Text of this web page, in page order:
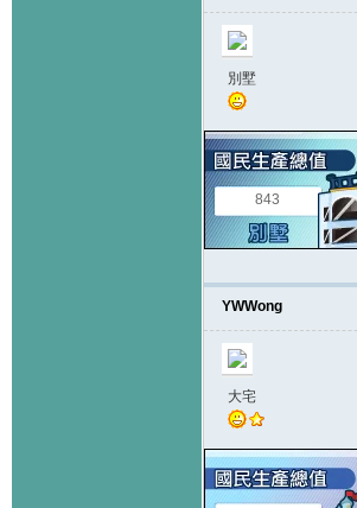
別墅
843
YWWong
大宅